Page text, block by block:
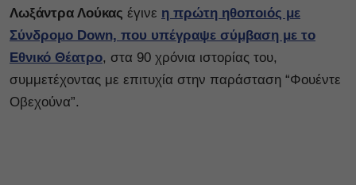
Λωξάντρα Λούκας έγινε η πρώτη ηθοποιός με
Σύνδρομο Down, που υπέγραψε σύμβαση με το
Εθνικό Θέατρο, στα 90 χρόνια ιστορίας του,
συμμετέχοντας με επιτυχία στην παράσταση “Φουέντε
Οβεχούνα”.